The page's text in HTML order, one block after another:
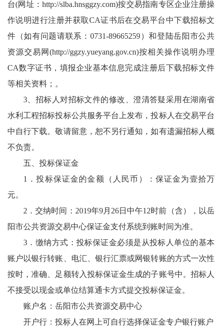
台(网址：http://slba.hnsggzy.com)按交易指南专区企业注册操
作说明进行注册并获取CA证书后在交易平台中下载招标文
件（如有问题请联系：0731-89665259）和登陆岳阳市公共
资源交易网(http://ggzy.yueyang.gov.cn)按相关操作说明办理
CA数字证书，填报企业基本信息完成注册后下载招标文件
等相关资料；。
3、招标人对招标文件的修改、澄清答疑采用在湖南省
水利工程招标投标公共服务平台上发布，投标人在交易平台
中自行下载。敬请留意，恕不另行通知，如有遗漏招标人概
不负责。
五、投标保证金
1．投标保证金的金额（人民币）：保证金为壹拾万
元。
2．交纳时间：2019年9月26日中午12时前（含），以岳
阳市公共资源交易中心保证金支付系统到账时间为准。
3．缴纳方式：投标保证金必须是从投标人单位的基本
账户以银行转账、电汇、银行汇票或网银转账的方式一次性
按时，准确、足额转入投标保证金生成的子账号中。招标人
不接受以现金或单位结算通卡方式提交投标保证金。
账户名：岳阳市公共资源交易中心
开户行：投标人在网上可自行选择保证金专户银行账户